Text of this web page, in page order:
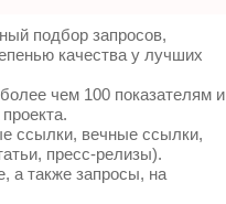
подбор запросов,
качества у лучших
чем 100 показателям и
ссылки, вечные ссылки,
пресс-релизы).
а также запросы, на